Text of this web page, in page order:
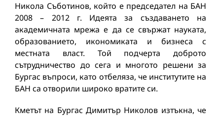
Никола Съботинов, който е председател на БАН
2008 – 2012 г. Идеята за създаването на
академичната мрежа е да се свържат науката,
образованието, икономиката и бизнеса с
местната власт. Той подчерта доброто
сътрудничество до сега и многото решени за
Бургас въпроси, като отбеляза, че институтите на
БАН са отворили широко вратите си.
Кметът на Бургас Димитър Николов изтъкна, че